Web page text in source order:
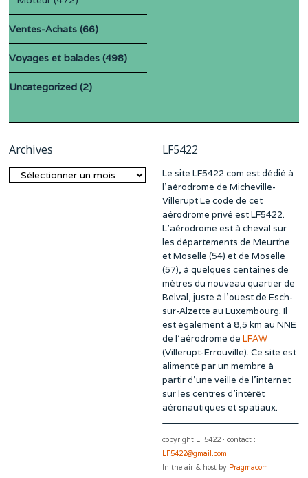
Ventes-Achats (66)
Voyages et balades (498)
Uncategorized (2)
Archives
Archives
LF5422
Le site LF5422.com est dédié à
l’aérodrome de Micheville-
Villerupt Le code de cet
aérodrome privé est LF5422.
L’aérodrome est à cheval sur
les départements de Meurthe
et Moselle (54) et de Moselle
(57), à quelques centaines de
mètres du nouveau quartier de
Belval, juste à l’ouest de Esch-
sur-Alzette au Luxembourg. Il
est également à 8,5 km au NNE
de l’aérodrome de LFAW
(Villerupt-Errouville). Ce site est
alimenté par un membre à
partir d’une veille de l’internet
sur les centres d’intérêt
aéronautiques et spatiaux.
copyright LF5422 · contact :
LF5422@gmail.com
In the air & host by Pragmacom